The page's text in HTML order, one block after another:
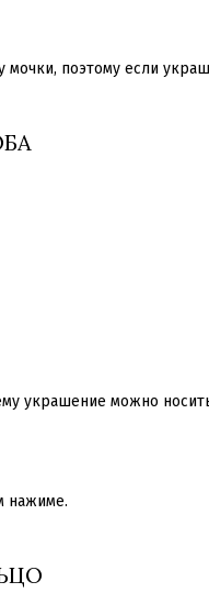
поэтому если
украшение можно
нажиме.